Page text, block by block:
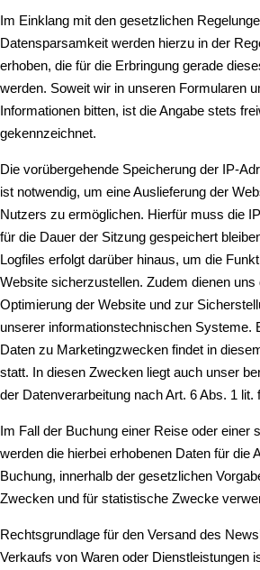
Im Einklang mit den gesetzlichen
Datensparsamkeit werden hierzu in der
erhoben, die für die Erbringung gerade
werden. Soweit wir in unseren Formularen
Informationen bitten, ist die Angabe stets
gekennzeichnet.
Die vorübergehende Speicherung der IP-
ist notwendig, um eine Auslieferung der
Nutzers zu ermöglichen. Hierfür muss die
für die Dauer der Sitzung gespeichert
Logfiles erfolgt darüber hinaus, um die
Website sicherzustellen. Zudem dienen uns
Optimierung der Website und zur
unserer informationstechnischen Systeme.
Daten zu Marketingzwecken findet in
statt. In diesen Zwecken liegt auch unser
der Datenverarbeitung nach Art. 6 Abs. 1 lit.
Im Fall der Buchung einer Reise oder einer
werden die hierbei erhobenen Daten für die
Buchung, innerhalb der gesetzlichen
Zwecken und für statistische Zwecke
Rechtsgrundlage für den Versand des
Verkaufs von Waren oder Dienstleistungen